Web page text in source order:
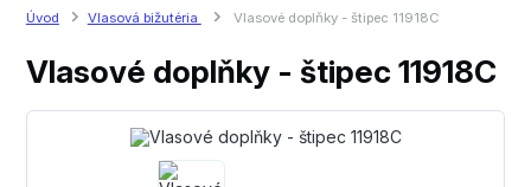
Úvod Vlasová bižutéria Vlasové doplňky - štipec 11918C
Vlasové doplňky - štipec 11918C